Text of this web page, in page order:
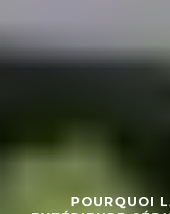
POURQUOI